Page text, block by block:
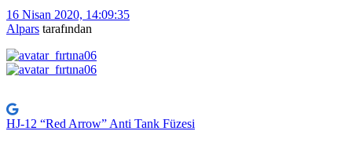
16 Nisan 2020, 14:09:35
Alpars tarafından
HJ-12 “Red Arrow” Anti Tank Füzesi